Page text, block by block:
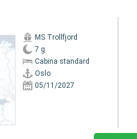
MS Trollfjord
7 g
Cabina standard
Oslo
05/11/2027